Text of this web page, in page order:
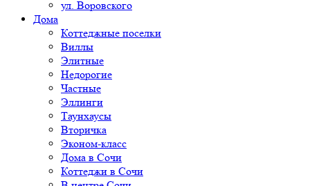
ул. Воровского
Дома
Коттеджные поселки
Виллы
Элитные
Недорогие
Частные
Эллинги
Таунхаусы
Вторичка
Эконом-класс
Дома в Сочи
Коттеджи в Сочи